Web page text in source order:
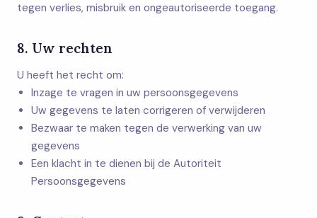
tegen verlies, misbruik en ongeautoriseerde toegang.
8. Uw rechten
U heeft het recht om:
Inzage te vragen in uw persoonsgegevens
Uw gegevens te laten corrigeren of verwijderen
Bezwaar te maken tegen de verwerking van uw
gegevens
Een klacht in te dienen bij de Autoriteit
Persoonsgegevens